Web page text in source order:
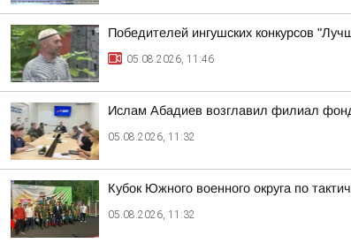
Победителей ингушских конкурсов
05.08.2026, 11:46
Ислам Абадиев возглавил филиал
05.08.2026, 11:32
Кубок Южного военного округа по
05.08.2026, 11:32